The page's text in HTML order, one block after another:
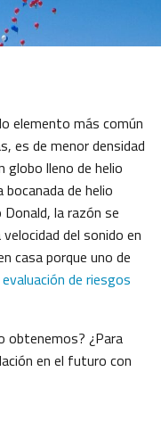
elemento más común
es de menor densidad
globo lleno de helio
de helio
la razón se
del sonido en
casa porque uno de
evaluación de riesgos
obtenemos? ¿Para
en el futuro con